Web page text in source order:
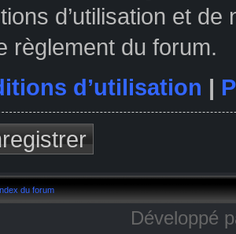
d’utilisation et
règlement du forum.
d’utilisation |
du forum
Développé